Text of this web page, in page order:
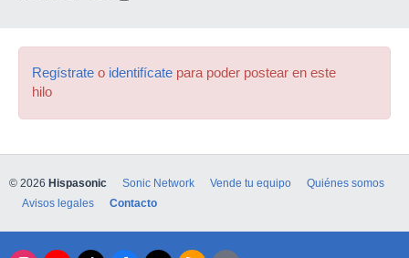
Regístrate o identifícate para poder postear en este
hilo
© 2026 Hispasonic Sonic Network Vende tu equipo
Quiénes somos
Avisos legales
Contacto